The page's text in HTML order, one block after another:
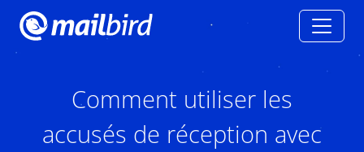
Comment utiliser les
accusés de réception avec